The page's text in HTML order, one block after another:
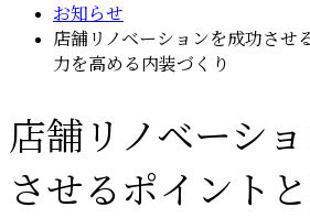
お知らせ
店舗リノベーションを成功させ
力を高める内装づくり
店舗リノベーシ
させるポイント